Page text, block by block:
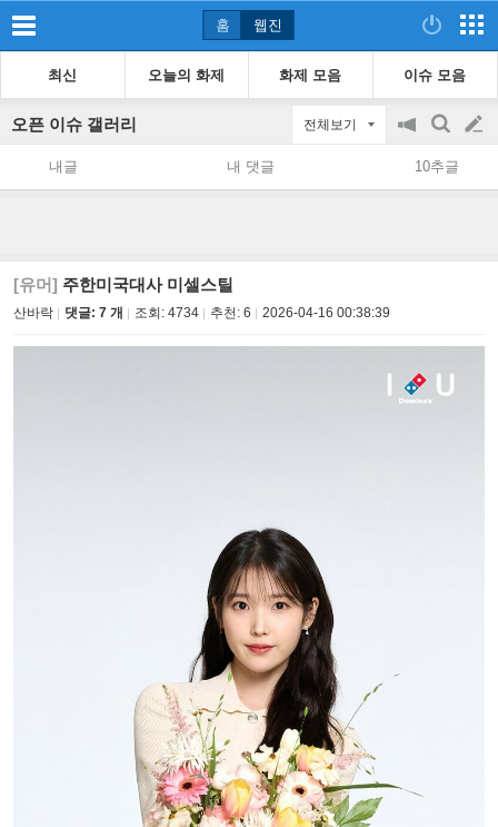
홈 웹진
최신 오늘의 화제 화제 모음 이슈 모음
오픈 이슈 갤러리 전체보기
공
지
on/off
검
색
글
쓰
내글 내 댓글 10추글
[유머] 주한미국대사 미셀스틸
산바락 댓글: 7 개 조회: 4734 추천: 6 2026-04-16 00:38:39